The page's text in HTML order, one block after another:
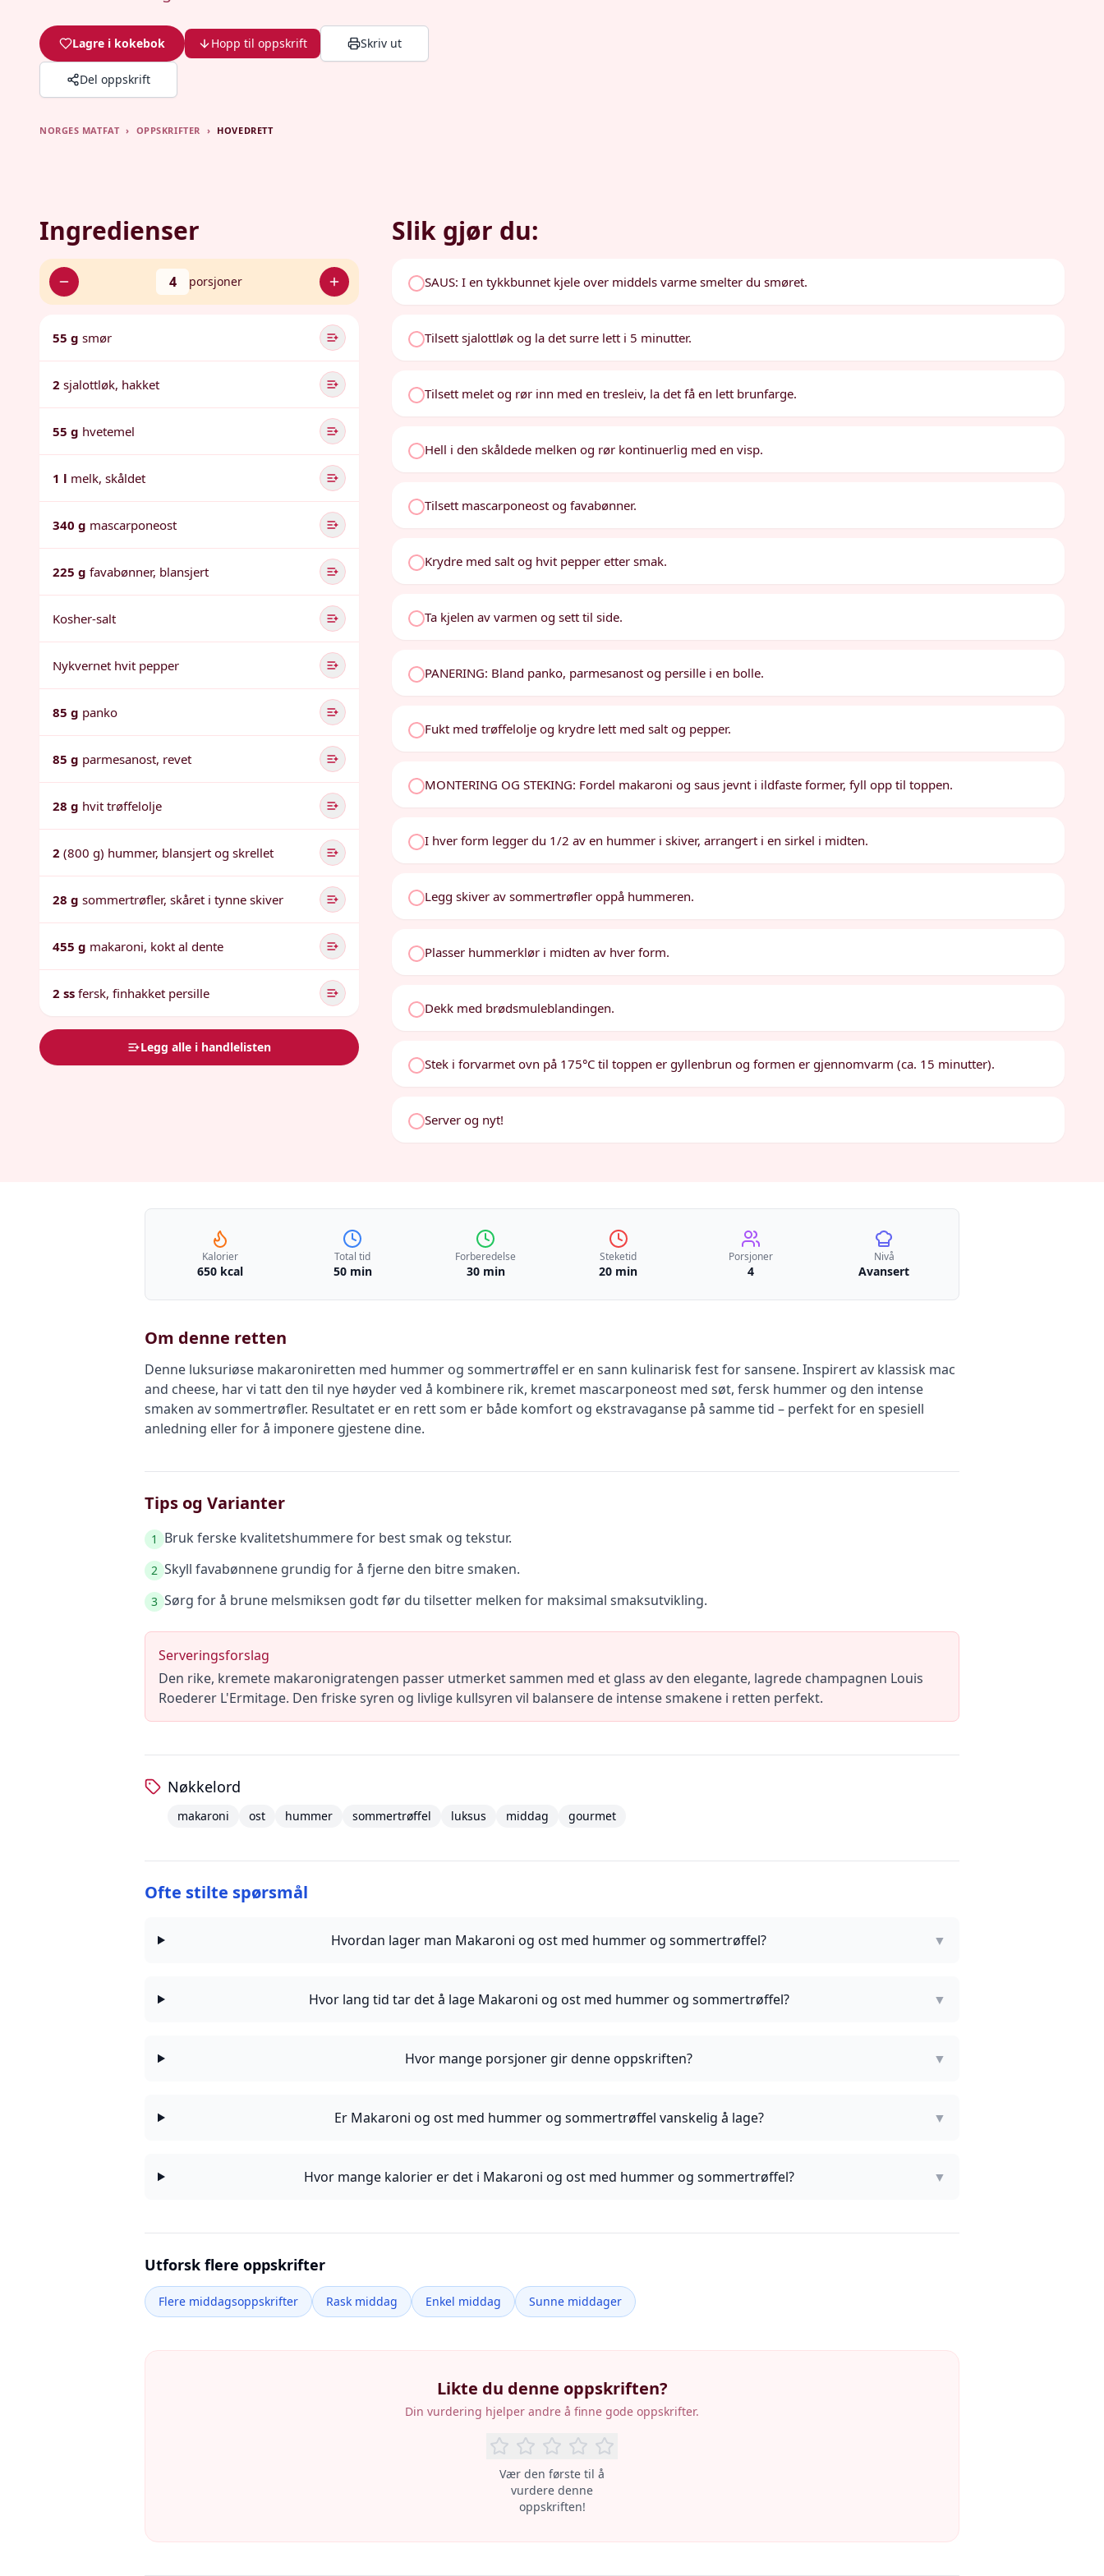
Lagre i kokebok Hopp til oppskrift Skriv ut
Del oppskrift
NORGES MATFAT › OPPSKRIFTER › HOVEDRETT
Ingredienser
4 porsjoner
55 g smør
2 sjalottløk, hakket
55 g hvetemel
1 l melk, skåldet
340 g mascarponeost
225 g favabønner, blansjert
Kosher-salt
Nykvernet hvit pepper
85 g panko
85 g parmesanost, revet
28 g hvit trøffelolje
2 (800 g) hummer, blansjert og skrellet
28 g sommertrøfler, skåret i tynne skiver
455 g makaroni, kokt al dente
2 ss fersk, finhakket persille
Legg alle i handlelisten
Slik gjør du:
SAUS: I en tykkbunnet kjele over middels varme smelter du smøret.
Tilsett sjalottløk og la det surre lett i 5 minutter.
Tilsett melet og rør inn med en tresleiv, la det få en lett brunfarge.
Hell i den skåldede melken og rør kontinuerlig med en visp.
Tilsett mascarponeost og favabønner.
Krydre med salt og hvit pepper etter smak.
Ta kjelen av varmen og sett til side.
PANERING: Bland panko, parmesanost og persille i en bolle.
Fukt med trøffelolje og krydre lett med salt og pepper.
MONTERING OG STEKING: Fordel makaroni og saus jevnt i ildfaste former, fyll opp til toppen.
I hver form legger du 1/2 av en hummer i skiver, arrangert i en sirkel i midten.
Legg skiver av sommertrøfler oppå hummeren.
Plasser hummerklør i midten av hver form.
Dekk med brødsmuleblandingen.
Stek i forvarmet ovn på 175°C til toppen er gyllenbrun og formen er gjennomvarm (ca. 15 minutter).
Server og nyt!
Kalorier
650 kcal
Total tid
50 min
Forberedelse
30 min
Steketid
20 min
Porsjoner
4
Nivå
Avansert
Om denne retten
Denne luksuriøse makaroniretten med hummer og sommertrøffel er en sann kulinarisk fest for sansene. Inspirert av klassisk mac
and cheese, har vi tatt den til nye høyder ved å kombinere rik, kremet mascarponeost med søt, fersk hummer og den intense
smaken av sommertrøfler. Resultatet er en rett som er både komfort og ekstravaganse på samme tid – perfekt for en spesiell
anledning eller for å imponere gjestene dine.
Tips og Varianter
1 Bruk ferske kvalitetshummere for best smak og tekstur.
2 Skyll favabønnene grundig for å fjerne den bitre smaken.
3 Sørg for å brune melsmiksen godt før du tilsetter melken for maksimal smaksutvikling.
Serveringsforslag
Den rike, kremete makaronigratengen passer utmerket sammen med et glass av den elegante, lagrede champagnen Louis
Roederer L'Ermitage. Den friske syren og livlige kullsyren vil balansere de intense smakene i retten perfekt.
Nøkkelord
makaroni ost hummer sommertrøffel luksus middag gourmet
Ofte stilte spørsmål
Hvordan lager man Makaroni og ost med hummer og sommertrøffel? ▼
Hvor lang tid tar det å lage Makaroni og ost med hummer og sommertrøffel? ▼
Hvor mange porsjoner gir denne oppskriften? ▼
Er Makaroni og ost med hummer og sommertrøffel vanskelig å lage? ▼
Hvor mange kalorier er det i Makaroni og ost med hummer og sommertrøffel? ▼
Utforsk flere oppskrifter
Flere middagsoppskrifter Rask middag Enkel middag Sunne middager
Likte du denne oppskriften?
Din vurdering hjelper andre å finne gode oppskrifter.
Vær den første til å
vurdere denne
oppskriften!